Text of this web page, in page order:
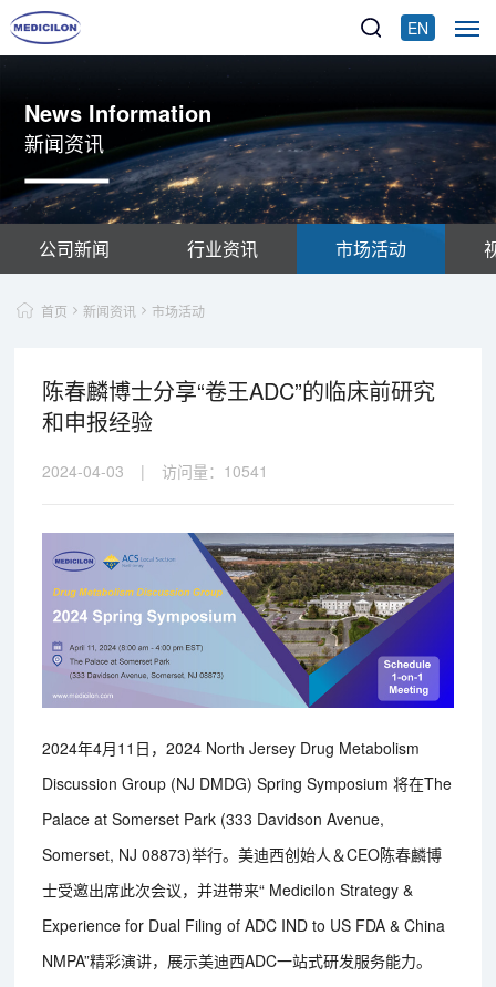
EN
News Information
新闻资讯
公司新闻 行业资讯 市场活动
首页 新闻资讯 市场活动
陈春麟博士分享“卷王ADC”的临床前研究
和申报经验
2024-04-03 | 访问量： 10541
2024年4月11日，2024 North Jersey Drug Metabolism
Discussion Group (NJ DMDG) Spring Symposium 将在The
Palace at Somerset Park (333 Davidson Avenue,
Somerset, NJ 08873)举行。美迪西创始人＆CEO陈春麟博
士受邀出席此次会议，并进带来“ Medicilon Strategy &
Experience for Dual Filing of ADC IND to US FDA & China
NMPA”精彩演讲，展示美迪西ADC一站式研发服务能力。